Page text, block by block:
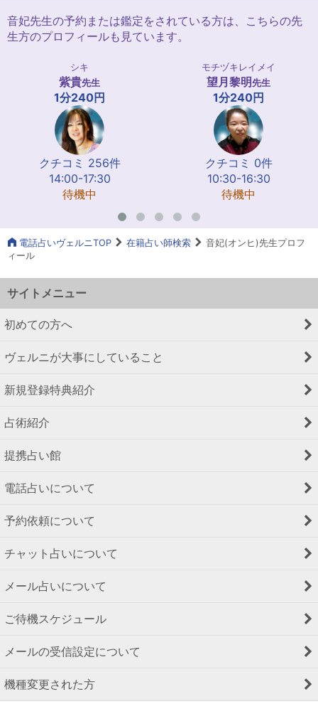
音妃先生の予約または鑑定をされている方は、こちらの先
生方のプロフィールも見ています。
シキ
紫貴先生
1分240円
クチコミ 256件
14:00-17:30
待機中
モチヅキレイメイ
望月黎明先生
1分240円
クチコミ 0件
10:30-16:30
待機中
電話占いヴェルニTOP 在籍占い師検索
音妃(オンヒ)先生プロフ
ィール
サイトメニュー
初めての方へ
ヴェルニが大事にしていること
新規登録特典紹介
占術紹介
提携占い館
電話占いについて
予約依頼について
チャット占いについて
メール占いについて
ご待機スケジュール
メールの受信設定について
機種変更された方